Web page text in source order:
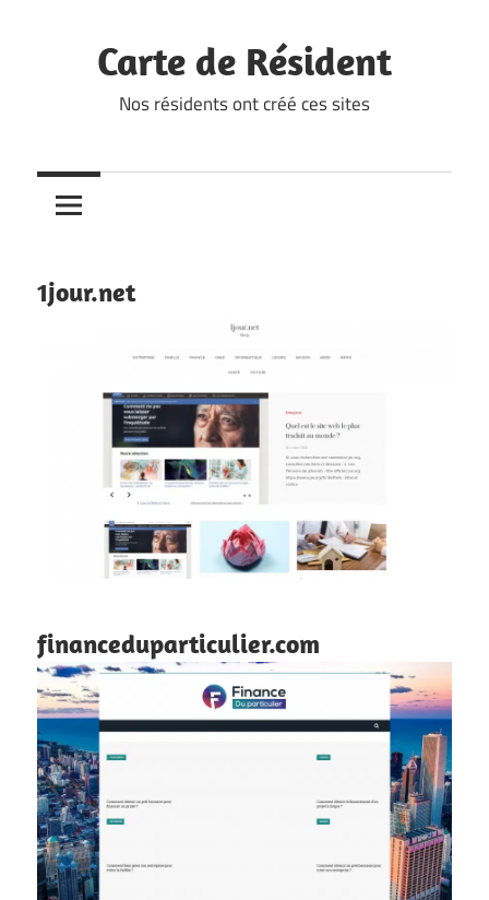
Carte de Résident
Nos résidents ont créé ces sites
1jour.net
financeduparticulier.com